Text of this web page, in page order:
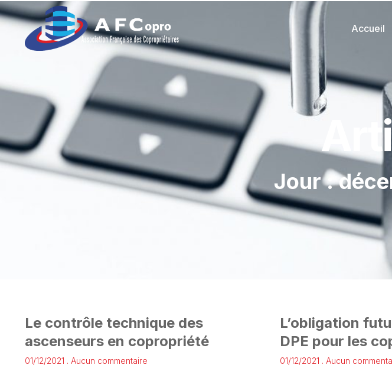
Accueil
Jour :
Le contrôle technique des
ascenseurs en copropriété
01/12/2021 Aucun commentaire
L’obligation
DPE pour les
01/12/2021 Aucun